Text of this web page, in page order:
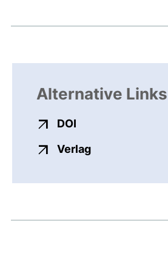
Alternative
DOI
Verlagexterner Link,